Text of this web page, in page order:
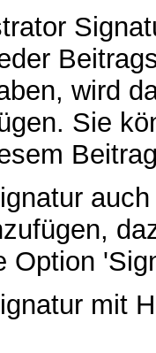
wird
Sie
Option
mit